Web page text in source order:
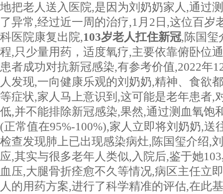
地把老人送入医院,是因为刘奶奶家人,通过
了异常,经过近一周的治疗,1月2日,这位百岁
科医院康复出院,103岁老人扛住新冠,陈国玺
程,只少量用药，适度氧疗,主要依靠俯卧位
患者成功对抗新冠感染,有参考价值,2022年
人发现,一向健康乐观的刘奶奶,精神、食欲
等症状,家人马上意识到,这可能是老年患者,
低,并不能排除新冠感染,果然,通过测血氧饱
(正常值在95%-100%),家人立即将刘奶奶,送
检查发现肺上已出现感染病灶,陈国玺介绍,
应,其实与很多老年人类似,入院后,鉴于她
血压,大腿骨折痊愈不久等情况,病区主任立
人的用药方案,进行了科学精准的评估,在此